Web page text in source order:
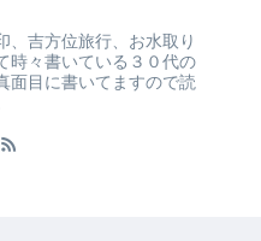
、吉方位旅行、お水取り
時々書いている３０代の
面目に書いてますので読